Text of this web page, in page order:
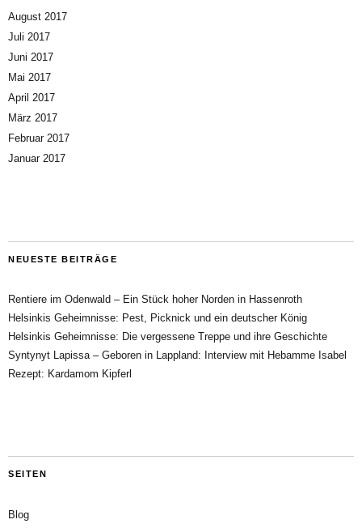
August 2017
Juli 2017
Juni 2017
Mai 2017
April 2017
März 2017
Februar 2017
Januar 2017
NEUESTE BEITRÄGE
Rentiere im Odenwald – Ein Stück hoher Norden in Hassenroth
Helsinkis Geheimnisse: Pest, Picknick und ein deutscher König
Helsinkis Geheimnisse: Die vergessene Treppe und ihre Geschichte
Syntynyt Lapissa – Geboren in Lappland: Interview mit Hebamme Isabel
Rezept: Kardamom Kipferl
SEITEN
Blog